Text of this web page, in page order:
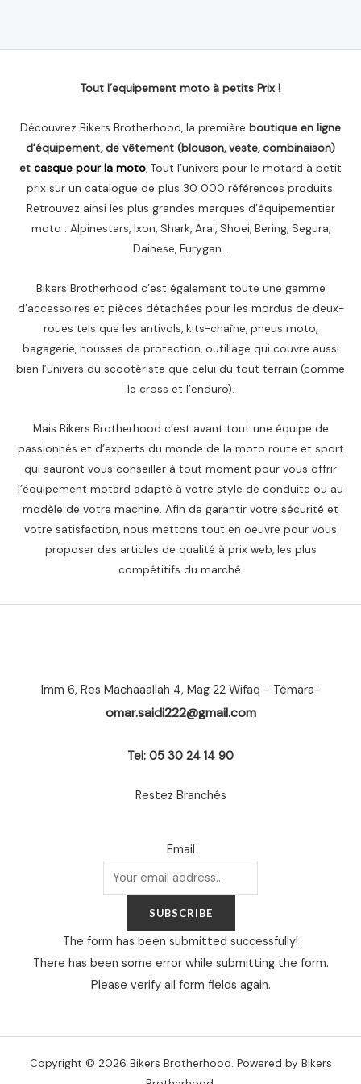
Tout l’equipement moto à petits Prix !
Découvrez Bikers Brotherhood, la première boutique en ligne
d’équipement, de vêtement (blouson, veste, combinaison)
et casque pour la moto, Tout l’univers pour le motard à petit
prix sur un catalogue de plus 30 000 références produits.
Retrouvez ainsi les plus grandes marques d’équipementier
moto : Alpinestars, Ixon, Shark, Arai, Shoei, Bering, Segura,
Dainese, Furygan…
Bikers Brotherhood c’est également toute une gamme
d’accessoires et pièces détachées pour les mordus de deux-
roues tels que les antivols, kits-chaîne, pneus moto,
bagagerie, housses de protection, outillage qui couvre aussi
bien l’univers du scootériste que celui du tout terrain (comme
le cross et l’enduro).
Mais Bikers Brotherhood c’est avant tout une équipe de
passionnés et d’experts du monde de la moto route et sport
qui sauront vous conseiller à tout moment pour vous offrir
l’équipement motard adapté à votre style de conduite ou au
modèle de votre machine. Afin de garantir votre sécurité et
votre satisfaction, nous mettons tout en oeuvre pour vous
proposer des articles de qualité à prix web, les plus
compétitifs du marché.
Imm 6, Res Machaaallah 4, Mag 22 Wifaq - Témara-
omar.saidi222@gmail.com
Tel: 05 30 24 14 90
Restez Branchés
Email
SUBSCRIBE
The form has been submitted successfully!
There has been some error while submitting the form.
Please verify all form fields again.
Copyright © 2026 Bikers Brotherhood. Powered by Bikers